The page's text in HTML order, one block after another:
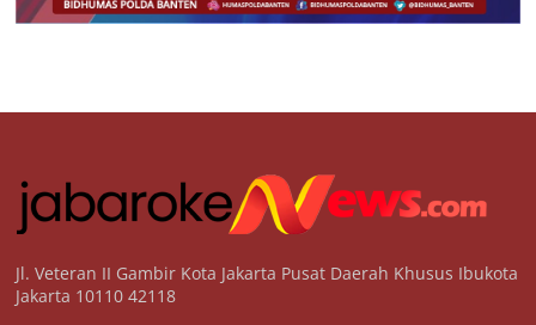
Jl. Veteran II Gambir Kota Jakarta Pusat Daerah Khusus Ibukota
Jakarta 10110 42118